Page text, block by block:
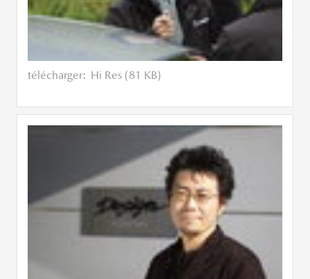
télécharger: Hi Res (81 KB)